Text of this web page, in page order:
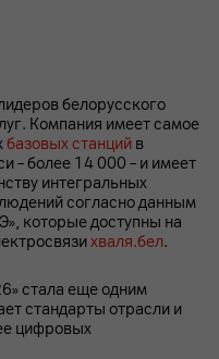
белорусского
Компания имеет самое
базовых станций в
– более 14 000 – и имеет
интегральных
согласно данным
которые доступны на
хваля.бел.
стала еще одним
стандарты отрасли и
цифровых